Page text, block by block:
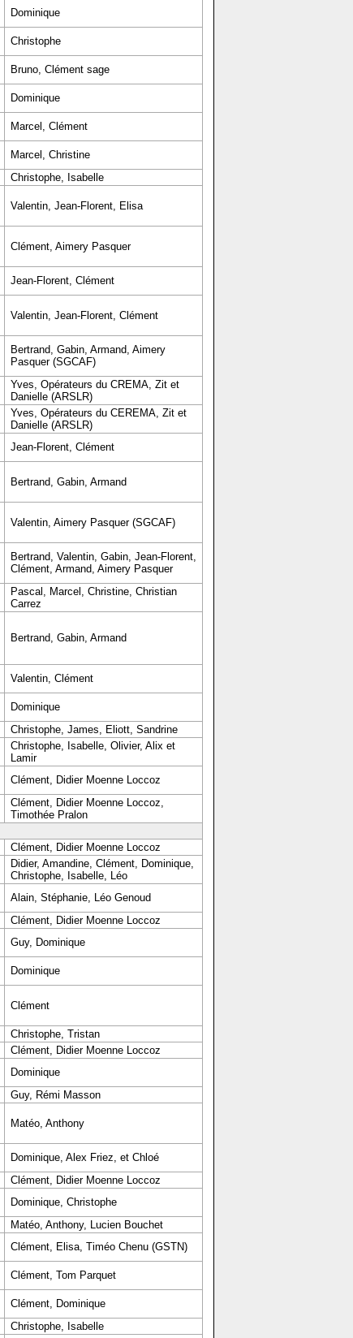
Dominique
Christophe
Bruno, Clément sage
Dominique
Marcel, Clément
Marcel, Christine
Christophe, Isabelle
Valentin, Jean-Florent, Elisa
Clément, Aimery Pasquer
Jean-Florent, Clément
Valentin, Jean-Florent, Clément
Bertrand, Gabin, Armand, Aimery
Pasquer (SGCAF)
Yves, Opérateurs du CREMA, Zit et
Danielle (ARSLR)
Yves, Opérateurs du CEREMA, Zit et
Danielle (ARSLR)
Jean-Florent, Clément
Bertrand, Gabin, Armand
Valentin, Aimery Pasquer (SGCAF)
Bertrand, Valentin, Gabin, Jean-Florent,
Clément, Armand, Aimery Pasquer
Pascal, Marcel, Christine, Christian
Carrez
Bertrand, Gabin, Armand
Valentin, Clément
Dominique
Christophe, James, Eliott, Sandrine
Christophe, Isabelle, Olivier, Alix et
Lamir
Clément, Didier Moenne Loccoz
Clément, Didier Moenne Loccoz,
Timothée Pralon
Clément, Didier Moenne Loccoz
Didier, Amandine, Clément, Dominique,
Christophe, Isabelle, Léo
Alain, Stéphanie, Léo Genoud
Clément, Didier Moenne Loccoz
Guy, Dominique
Dominique
Clément
Christophe, Tristan
Clément, Didier Moenne Loccoz
Dominique
Guy, Rémi Masson
Matéo, Anthony
Dominique, Alex Friez, et Chloé
Clément, Didier Moenne Loccoz
Dominique, Christophe
Matéo, Anthony, Lucien Bouchet
Clément, Elisa, Timéo Chenu (GSTN)
Clément, Tom Parquet
Clément, Dominique
Christophe, Isabelle